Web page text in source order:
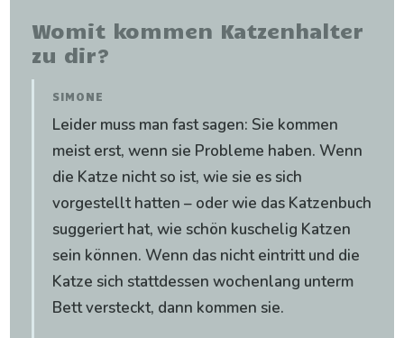
Womit kommen Katzenhalter
zu dir?
SIMONE
Leider muss man fast sagen: Sie kommen
meist erst, wenn sie Probleme haben. Wenn
die Katze nicht so ist, wie sie es sich
vorgestellt hatten – oder wie das Katzenbuch
suggeriert hat, wie schön kuschelig Katzen
sein können. Wenn das nicht eintritt und die
Katze sich stattdessen wochenlang unterm
Bett versteckt, dann kommen sie.